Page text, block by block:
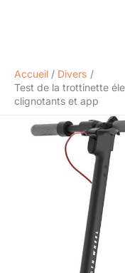
Accueil
Divers
Test de la trottinette
clignotants et app